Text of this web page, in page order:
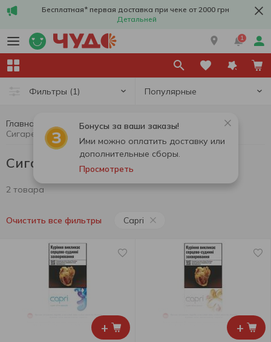
Бесплатная* первая доставка при чеке от 2000 грн
Детальней
1
Фильтры (1) Популярные
Бонусы за ваши заказы!
Ими можно оплатить доставку или
дополнительные сборы.
Просмотреть
Главная Сигареты, стики, аксессуары
Сигареты
Сигареты Capri
Сигареты Capri
2 товара
Очистить все фильтры Capri
+ +